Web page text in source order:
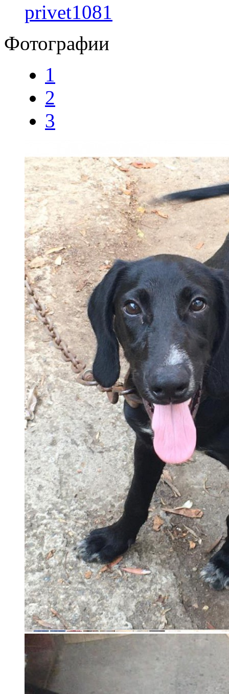
privet1081
Фотографии
1
2
3